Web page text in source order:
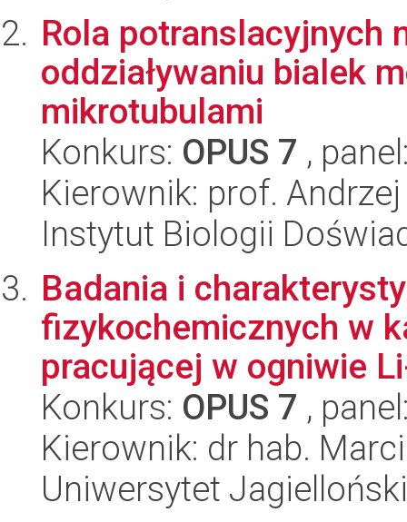
Rola potranslacyjnych
oddziaływaniu bialek
mikrotubulami
Konkurs: OPUS 7 ,
Kierownik: prof.
Instytut Biologii
Badania i
fizykochemicznych w
pracującej w ogniwie
Konkurs: OPUS 7 ,
Kierownik: dr hab.
Uniwersytet